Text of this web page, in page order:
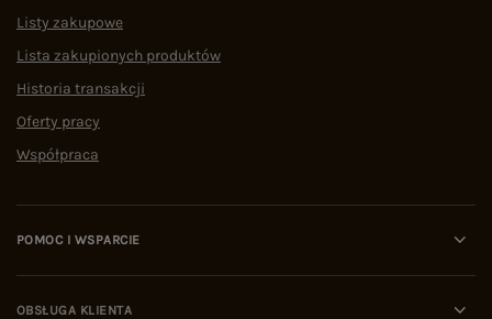
Listy zakupowe
Lista zakupionych produktów
Historia transakcji
Oferty pracy
Współpraca
POMOC I WSPARCIE
OBSŁUGA KLIENTA